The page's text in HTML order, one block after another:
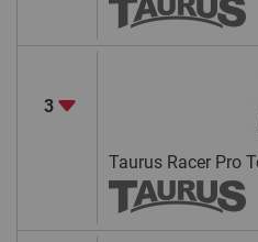
3
Taurus Racer Pro